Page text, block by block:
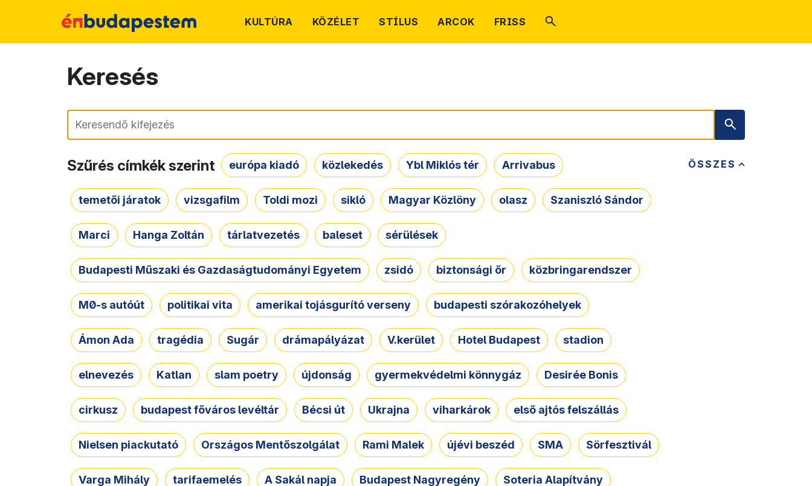
KULTÚRA KÖZÉLET STÍLUS ARCOK FRISS
Keresés
Keresés
ÖSSZES
Szűrés címkék szerint európa kiadó közlekedés Ybl Miklós tér Arrivabus
temetői járatok vizsgafilm Toldi mozi sikló Magyar Közlöny olasz Szaniszló Sándor
Marci Hanga Zoltán tárlatvezetés baleset sérülések
Budapesti Műszaki és Gazdaságtudományi Egyetem zsidó biztonsági őr közbringarendszer
M0-s autóút politikai vita amerikai tojásgurító verseny budapesti szórakozóhelyek
Ámon Ada tragédia Sugár drámapályázat V.kerület Hotel Budapest stadion
elnevezés Katlan slam poetry újdonság gyermekvédelmi könnygáz Desirée Bonis
cirkusz budapest főváros levéltár Bécsi út Ukrajna viharkárok első ajtós felszállás
Nielsen piackutató Országos Mentőszolgálat Rami Malek újévi beszéd SMA Sörfesztivál
Varga Mihály tarifaemelés A Sakál napja Budapest Nagyregény Soteria Alapítvány